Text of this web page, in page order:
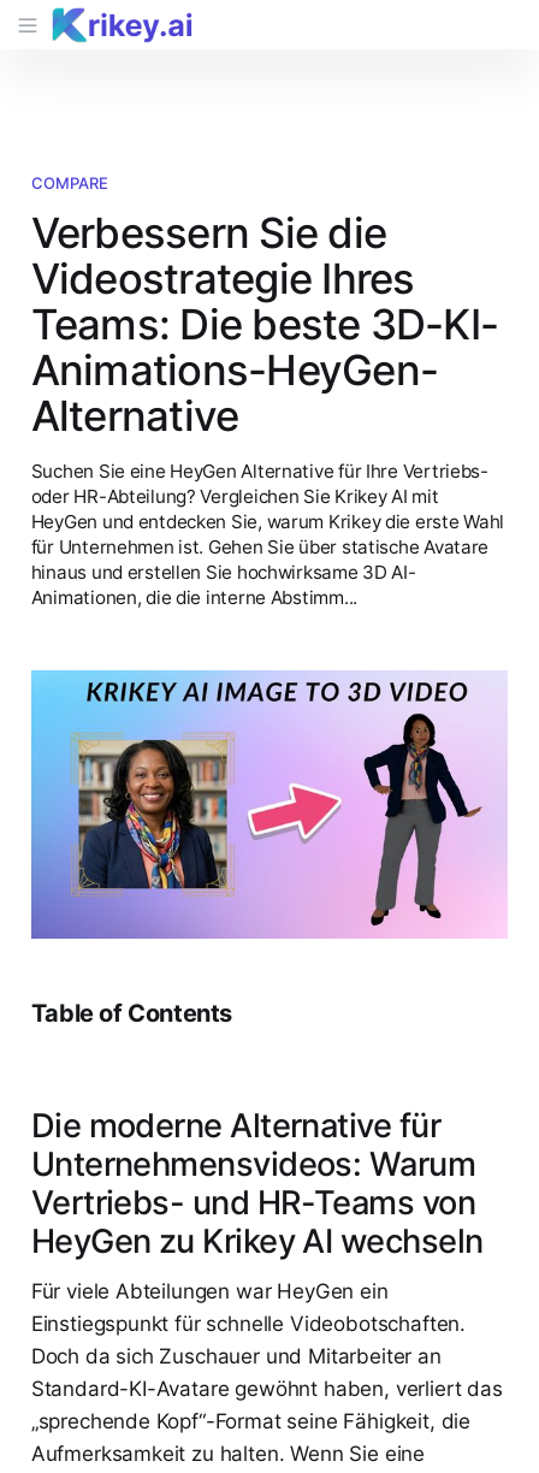
COMPARE
Verbessern Sie die
Videostrategie Ihres
Teams: Die beste 3D-KI-
Animations-HeyGen-
Alternative
Suchen Sie eine HeyGen Alternative für Ihre Vertriebs-
oder HR-Abteilung? Vergleichen Sie Krikey AI mit
HeyGen und entdecken Sie, warum Krikey die erste Wahl
für Unternehmen ist. Gehen Sie über statische Avatare
hinaus und erstellen Sie hochwirksame 3D AI-
Animationen, die die interne Abstimm...
Table of Contents
Die moderne Alternative für
Unternehmensvideos: Warum
Vertriebs- und HR-Teams von
HeyGen zu Krikey AI wechseln
Für viele Abteilungen war HeyGen ein
Einstiegspunkt für schnelle Videobotschaften.
Doch da sich Zuschauer und Mitarbeiter an
Standard-KI-Avatare gewöhnt haben, verliert das
„sprechende Kopf“-Format seine Fähigkeit, die
Aufmerksamkeit zu halten. Wenn Sie eine